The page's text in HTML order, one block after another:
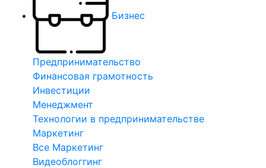
Бизнес
Предпринимательство
Финансовая грамотность
Инвестиции
Менеджмент
Технологии в предпринимательстве
Маркетинг
Все Маркетинг
Видеоблоггинг